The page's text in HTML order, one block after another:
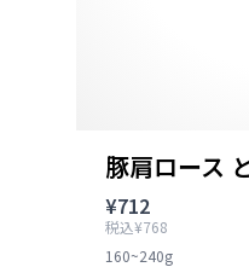
豚肩ロース
¥712
税込¥768
160~240g